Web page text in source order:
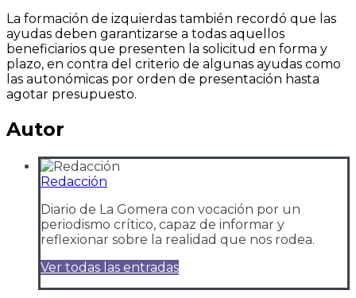
La formación de izquierdas también recordó que las
ayudas deben garantizarse a todas aquellos
beneficiarios que presenten la solicitud en forma y
plazo, en contra del criterio de algunas ayudas como
las autonómicas por orden de presentación hasta
agotar presupuesto.
Autor
Redacción
Diario de La Gomera con vocación por un
periodismo crítico, capaz de informar y
reflexionar sobre la realidad que nos rodea.
Ver todas las entradas